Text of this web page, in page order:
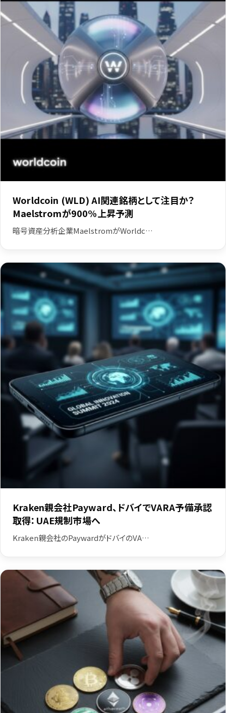
Worldcoin (WLD) AI関連銘柄として注目か？
Maelstromが900%上昇予測
暗号資産分析企業MaelstromがWorldc…
Kraken親会社Payward、ドバイでVARA予備承認
取得：UAE規制市場へ
Kraken親会社のPaywardがドバイのVA…